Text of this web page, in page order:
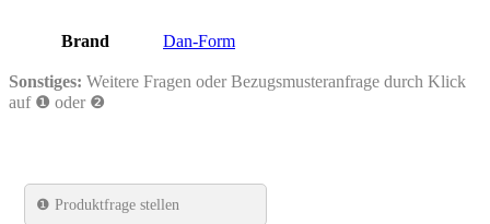
Brand Dan-Form
Sonstiges: Weitere Fragen oder Bezugsmusteranfrage durch Klick
auf ❶ oder ❷
❶ Produktfrage stellen